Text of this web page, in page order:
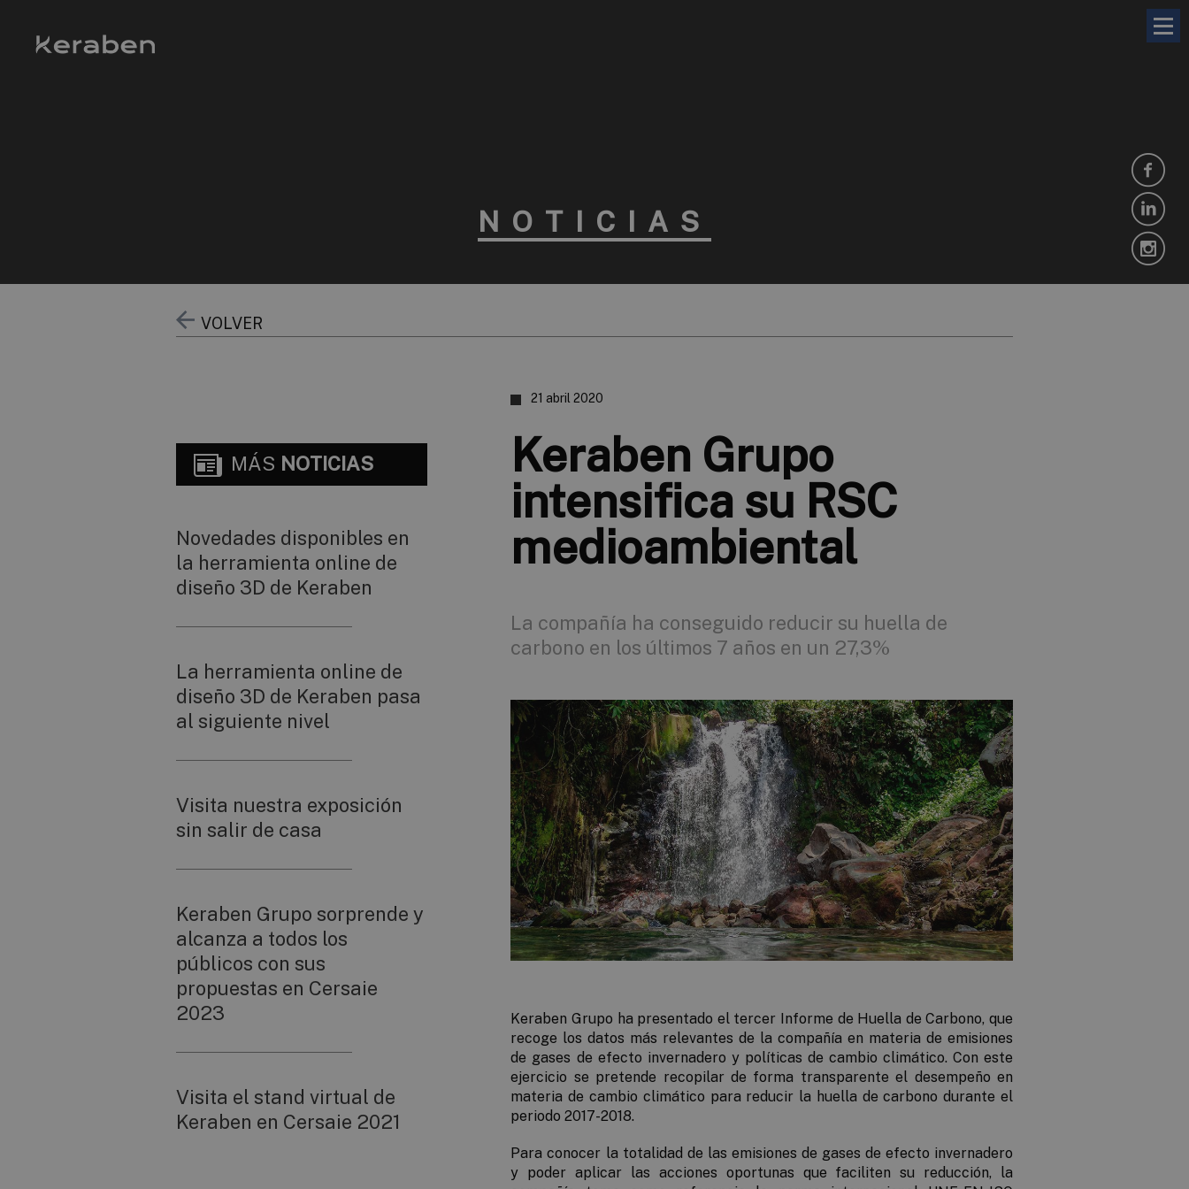
NOTICIAS
VOLVER
21 abril 2020
Keraben Grupo
intensifica su RSC
medioambiental
La compañía ha conseguido reducir su huella de
carbono en los últimos 7 años en un 27,3%
Keraben Grupo ha presentado el tercer Informe de Huella de Carbono, que
recoge los datos más relevantes de la compañía en materia de emisiones
de gases de efecto invernadero y políticas de cambio climático. Con este
ejercicio se pretende recopilar de forma transparente el desempeño en
materia de cambio climático para reducir la huella de carbono durante el
periodo 2017-2018.
Para conocer la totalidad de las emisiones de gases de efecto invernadero
y poder aplicar las acciones oportunas que faciliten su reducción, la
MÁS NOTICIAS
Novedades disponibles en
la herramienta online de
diseño 3D de Keraben
La herramienta online de
diseño 3D de Keraben pasa
al siguiente nivel
Visita nuestra exposición
sin salir de casa
Keraben Grupo sorprende y
alcanza a todos los
públicos con sus
propuestas en Cersaie
2023
Visita el stand virtual de
Keraben en Cersaie 2021